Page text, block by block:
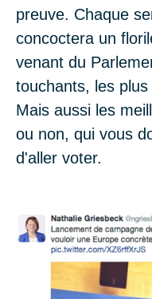
preuve. Chaque
concoctera un
venant du
touchants, les
Mais aussi les
ou non, qui vous
d'aller voter.